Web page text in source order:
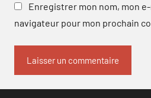
Enregistrer mon nom, mon
navigateur pour mon prochain